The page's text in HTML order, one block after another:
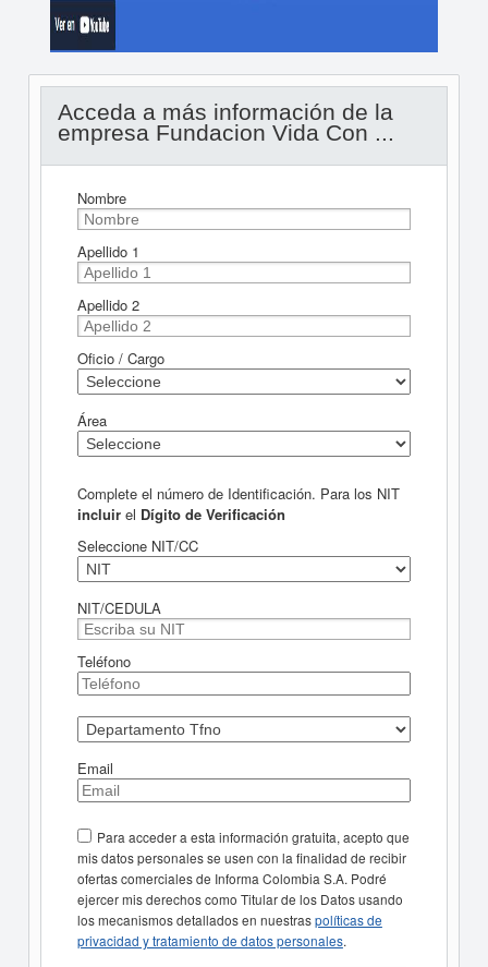
Acceda a más información de la
empresa Fundacion Vida Con ...
Nombre
Apellido 1
Apellido 2
Oficio / Cargo
Área
Complete el número de Identificación. Para los NIT
incluirel Dígito de Verificación
Seleccione NIT/CC
NIT/CEDULA
Teléfono
Email
Para acceder a esta información gratuita, acepto que
mis datos personales se usen con la finalidad de recibir
ofertas comerciales de Informa Colombia S.A. Podré
ejercer mis derechos como Titular de los Datos usando
los mecanismos detallados en nuestraspolíticas de
privacidad y tratamiento de datos personales.